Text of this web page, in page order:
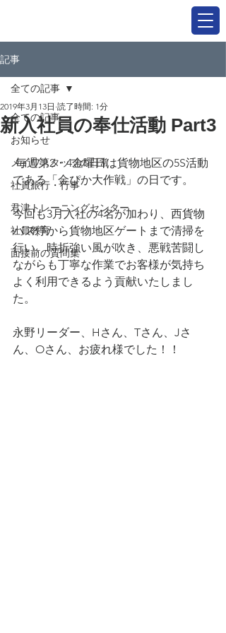
記事
全ての記事
お知らせ
メイワスタッフの日常
社員旅行・行事
君津トレーニングセンター
社員教育
面接前の質問集
全ての記事
新入社員の奉仕活動 Part3
2019年3月13日 読了時間: 1分
毎週第2・4金曜日は貨物地区の5S活動
である「金ぴか大作戦」の日です。
今回も3月入社の4名が加わり、西貨物
バス停から貨物地区ゲートまで清掃を
行い、時折強い風が吹き、悪戦苦闘し
ながらも丁寧な作業でお客様が気持ち
よく利用できるよう貢献いたしまし
た。
永野リーダー、Hさん、Tさん、Jさ
ん、Oさん、お疲れ様でした！！